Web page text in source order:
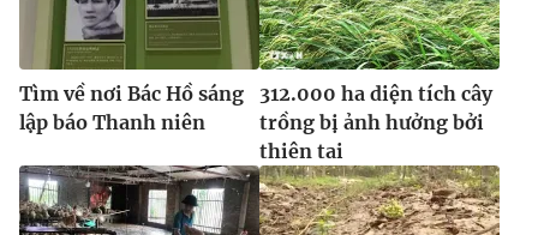
Tìm về nơi Bác Hồ sáng
lập báo Thanh niên
312.000 ha diện tích cây
trồng bị ảnh hưởng bởi
thiên tai